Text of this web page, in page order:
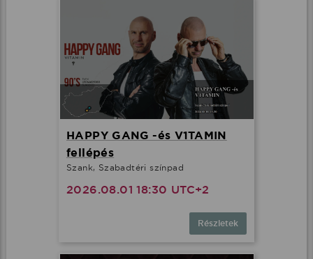
HAPPY GANG -és V1TAMIN
fellépés
Szank, Szabadtéri színpad
2026.08.01 18:30 UTC+2
Részletek